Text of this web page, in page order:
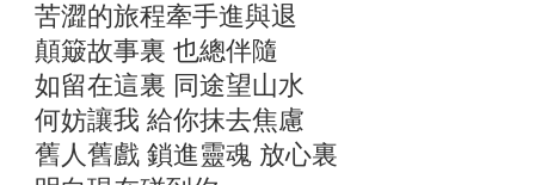
苦澀的旅程牽手進與退
顛簸故事裏 也總伴隨
如留在這裏 同途望山水
何妨讓我 給你抹去焦慮
舊人舊戲 鎖進靈魂 放心裏